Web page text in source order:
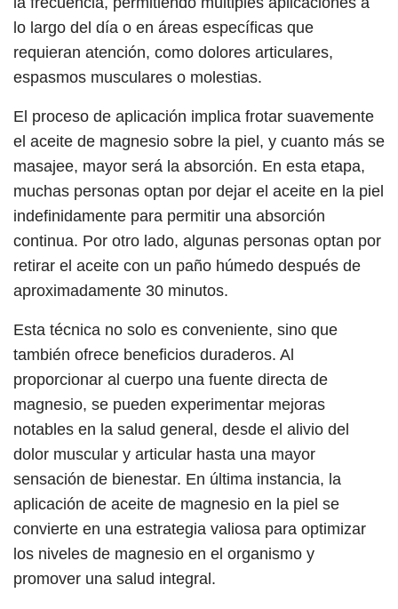
lo largo del día o en áreas específicas que
requieran atención, como dolores articulares,
espasmos musculares o molestias.
El proceso de aplicación implica frotar suavemente
el aceite de magnesio sobre la piel, y cuanto más se
masajee, mayor será la absorción. En esta etapa,
muchas personas optan por dejar el aceite en la piel
indefinidamente para permitir una absorción
continua. Por otro lado, algunas personas optan por
retirar el aceite con un paño húmedo después de
aproximadamente 30 minutos.
Esta técnica no solo es conveniente, sino que
también ofrece beneficios duraderos. Al
proporcionar al cuerpo una fuente directa de
magnesio, se pueden experimentar mejoras
notables en la salud general, desde el alivio del
dolor muscular y articular hasta una mayor
sensación de bienestar. En última instancia, la
aplicación de aceite de magnesio en la piel se
convierte en una estrategia valiosa para optimizar
los niveles de magnesio en el organismo y
promover una salud integral.